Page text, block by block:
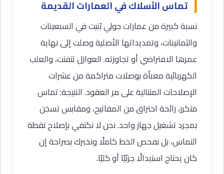
تماس الأسلاك في العمارات القديمة
نسبة كبيرة من عمارات حولي بُنيت في السبعينات
والثمانينات، وتمديداتها الأصلية وصلت إلى نهاية
عمرها الافتراضي أو تجاوزته. العوازل تتفتت، والعلب
الكهربائية معبأة بوصلات متراكمة من عشرات
الإصلاحات المتتالية على مر العقود. النتيجة: تماس
متكرر، رائحة احتراق من المفاتيح، ومقابس تسخن
بمجرد تشغيل جهاز واحد. نحن لا نكتفي بإصلاح نقطة
التماس، بل نفحص الخط كاملًا ونخبرك بصراحة إن
كان يحتاج استبدالًا جزئيًا أو كليًا.